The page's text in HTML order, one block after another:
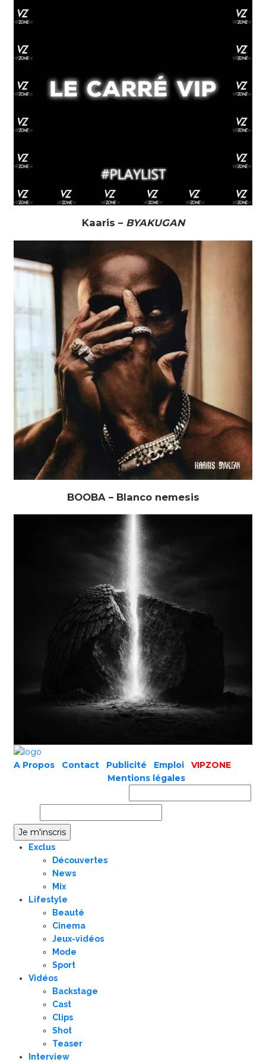
Kaaris – BYAKUGAN
BOOBA – Blanco nemesis
A Propos Contact Publicité Emploi
VIPZONE
Mentions légales
Exclus
Découvertes
News
Mix
Lifestyle
Beauté
Cinema
Jeux-vidéos
Mode
Sport
Vidéos
Backstage
Cast
Clips
Shot
Teaser
Interview